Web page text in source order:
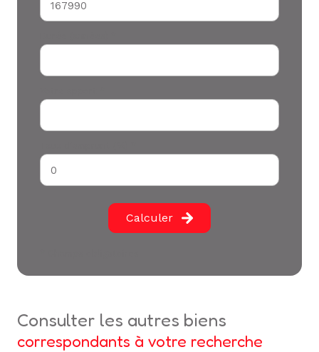
Calculer
consulter les autres biens
correspondants à votre recherche